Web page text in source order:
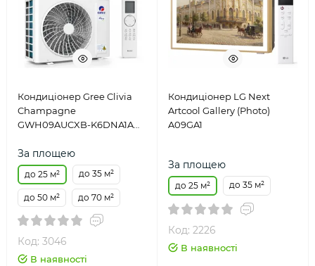
Кондиціонер Gree Clivia
Champagne
GWH09AUCXB-K6DNA1A
За площею
до 25 м² до 35 м²
до 50 м² до 70 м²
Код: 3046
В наявності
Кондиціонер LG Next
Artcool Gallery (Photo)
A09GA1
За площею
до 25 м² до 35 м²
Код: 2226
В наявності